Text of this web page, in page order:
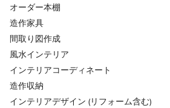
オーダー本棚
造作家具
間取り図作成
風水インテリア
インテリアコーディネート
造作収納
インテリアデザイン (リフォーム含む)